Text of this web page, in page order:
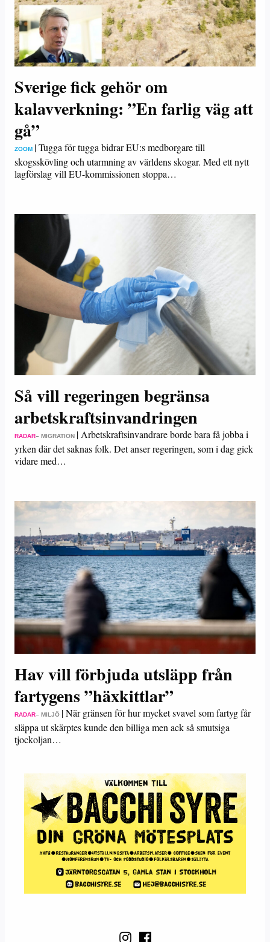
Sverige fick gehör om
kalavverkning: ”En farlig väg att
gå”
ZOOM |Tugga för tugga bidrar EU:s medborgare till
skogsskövling och utarmning av världens skogar. Med ett nytt
lagförslag vill EU-kommissionen stoppa…
Så vill regeringen begränsa
arbetskraftsinvandringen
RADAR– MIGRATION | Arbetskraftsinvandrare borde bara få jobba i
yrken där det saknas folk. Det anser regeringen, som i dag gick
vidare med…
Hav vill förbjuda utsläpp från
fartygens ”häxkittlar”
RADAR– MILJÖ |När gränsen för hur mycket svavel som fartyg får
släppa ut skärptes kunde den billiga men ack så smutsiga
tjockoljan…